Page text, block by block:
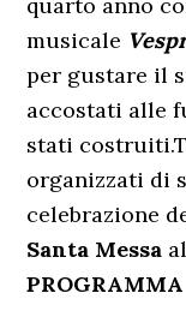
musicale
per gustare il
accostati alle
stati
organizzati di
celebrazione
Santa Messa
PROGRAMMA